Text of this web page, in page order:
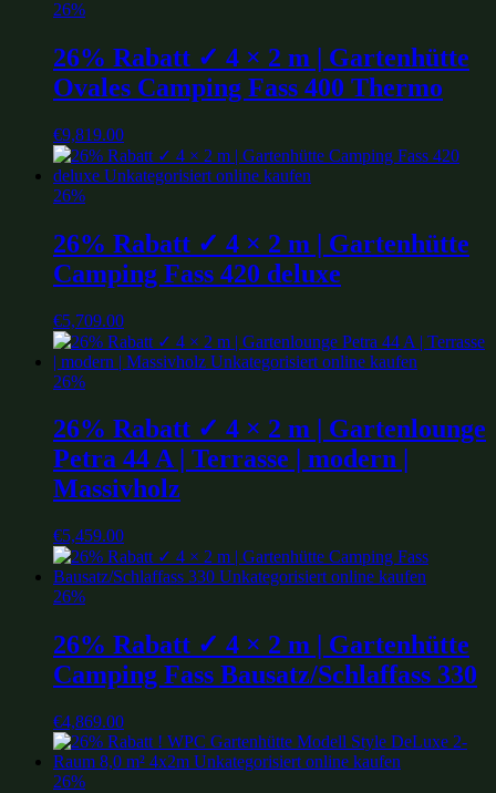
26%
26% Rabatt ✓ 4 × 2 m | Gartenhütte
Ovales Camping Fass 400 Thermo
€9,819.00
26%
26% Rabatt ✓ 4 × 2 m | Gartenhütte
Camping Fass 420 deluxe
€5,709.00
26%
26% Rabatt ✓ 4 × 2 m | Gartenlounge
Petra 44 A | Terrasse | modern |
Massivholz
€5,459.00
26%
26% Rabatt ✓ 4 × 2 m | Gartenhütte
Camping Fass Bausatz/Schlaffass 330
€4,869.00
26%